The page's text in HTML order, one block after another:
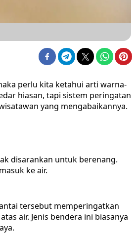
perlu kita ketahui arti warna-
hiasan, tapi sistem peringatan
yang mengabaikannya.
disarankan untuk berenang.
ke air.
tersebut memperingatkan
air. Jenis bendera ini biasanya